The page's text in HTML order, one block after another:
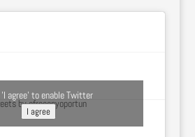
by afroconyoportun
'I agree' to enable Twitter
I agree